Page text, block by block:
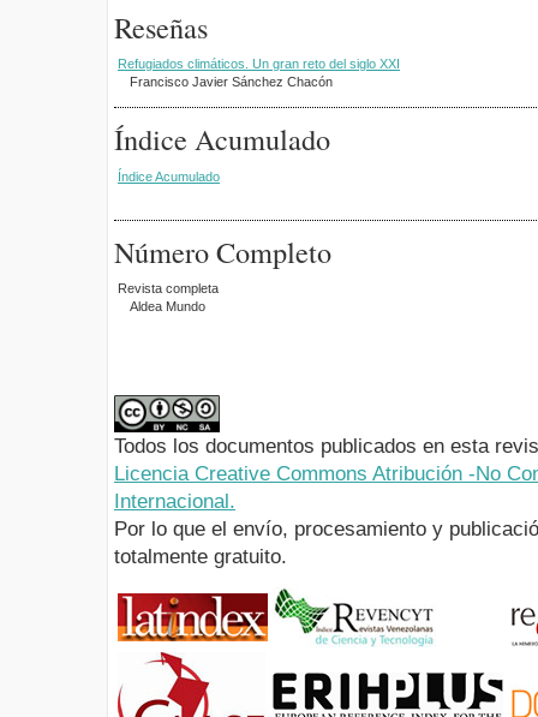
Reseñas
Refugiados climáticos. Un gran reto del siglo XXI
Francisco Javier Sánchez Chacón
Índice Acumulado
Índice Acumulado
Número Completo
Revista completa
Aldea Mundo
Todos los documentos publicados en esta
Licencia Creative Commons Atribución -No
Internacional.
Por lo que el envío, procesamiento y
totalmente gratuito.